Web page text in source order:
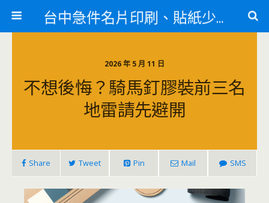
台中急件名片印刷、貼紙少量印刷、訃聞印刷、紋身貼
2026 年 5 月 11 日
不想後悔？騎馬釘膠裝前三名
地雷請先避開
Share Tweet Pin Mail SMS